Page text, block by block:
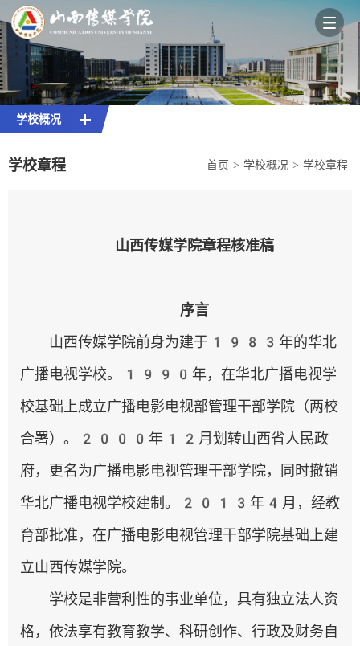
首页
科研创作
信息公开
走进山传
校园邮箱
书记信箱 校长信箱
- 新闻网 - - 校园百事通 - - 教职工 -
学校概况
学校章程 首页 > 学校概况 > 学校章程
山西传媒学院章程核准稿
序言
山西传媒学院前身为建于1983年的华北
广播电视学校。1990年，在华北广播电视学
校基础上成立广播电影电视部管理干部学院（两校
合署）。2000年12月划转山西省人民政
府，更名为广播电影电视管理干部学院，同时撤销
华北广播电视学校建制。2013年4月，经教
育部批准，在广播电影电视管理干部学院基础上建
立山西传媒学院。
学校是非营利性的事业单位，具有独立法人资
格，依法享有教育教学、科研创作、行政及财务自